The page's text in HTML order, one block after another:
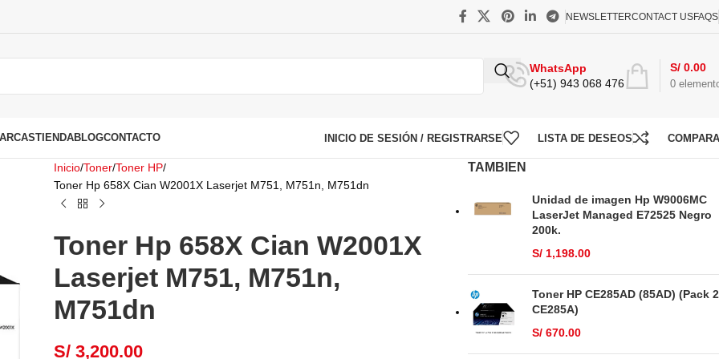
NEWSLETTERCONTACT USFAQS
WhatsApp
(+51) 943 068 476
0
S/ 0.00
TIENDABLOGCONTACTO INICIO DE SESIÓN / REGISTRARSE LISTA DE DESEOS
Inicio Toner Toner HP
Toner Hp 658X Cian W2001X Laserjet M751, M751n, M751dn
Toner Hp 658X Cian W2001X
Laserjet M751, M751n,
M751dn
S/ 3,200.00
TAMBIEN
Unidad de imagen Hp W9006MC
LaserJet Managed E72525 Negro
200k.
S/1,198.00
Toner HP CE285AD (85AD) (Pack 2
CE285A)
S/670.00